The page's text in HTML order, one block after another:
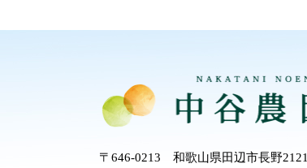
〒646-0213 和歌山県田辺市長野2121